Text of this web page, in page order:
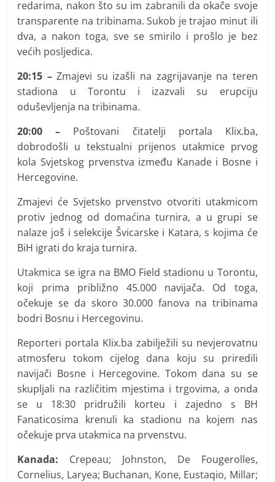
redarima, nakon što su im zabranili da okače svoje
transparente na tribinama. Sukob je trajao minut ili
dva, a nakon toga, sve se smirilo i prošlo je bez
većih posljedica.
20:15 –Zmajevi su izašli na zagrijavanje na teren
stadiona u Torontu i izazvali su erupciju
oduševljenja na tribinama.
20:00 – Poštovani čitatelji portala Klix.ba,
dobrodošli u tekstualni prijenos utakmice prvog
kola Svjetskog prvenstva između Kanade i Bosne i
Hercegovine.
Zmajevi će Svjetsko prvenstvo otvoriti utakmicom
protiv jednog od domaćina turnira, a u grupi se
nalaze još i selekcije Švicarske i Katara, s kojima će
BiH igrati do kraja turnira.
Utakmica se igra na BMO Field stadionu u Torontu,
koji prima približno 45.000 navijača. Od toga,
očekuje se da skoro 30.000 fanova na tribinama
bodri Bosnu i Hercegovinu.
Reporteri portala Klix.ba zabilježili su nevjerovatnu
atmosferu tokom cijelog dana koju su priredili
navijači Bosne i Hercegovine. Tokom dana su se
skupljali na različitim mjestima i trgovima, a onda
se u 18:30 pridružili korteu i zajedno s BH
Fanaticosima krenuli ka stadionu na kojem nas
očekuje prva utakmica na prvenstvu.
Kanada: Crepeau; Johnston, De Fougerolles,
Cornelius, Laryea; Buchanan, Kone, Eustaqio, Millar;